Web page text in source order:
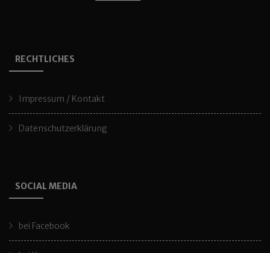
RECHTLICHES
Impressum / Kontakt
Datenschutzerklärung
SOCIAL MEDIA
bei Facebook